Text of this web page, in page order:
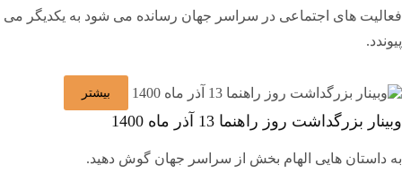
فعالیت های اجتماعی در سراسر جهان رسانده می شود به یکدیگر می
پیوندد.
بیشتر
وبینار بزرگداشت روز راهنما 13 آذر ماه 1400
به داستان هایی الهام بخش از سراسر جهان گوش دهید.